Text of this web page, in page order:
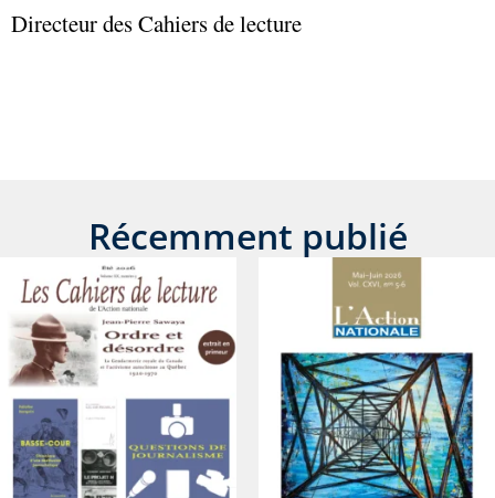
Directeur des Cahiers de lecture
Récemment publié